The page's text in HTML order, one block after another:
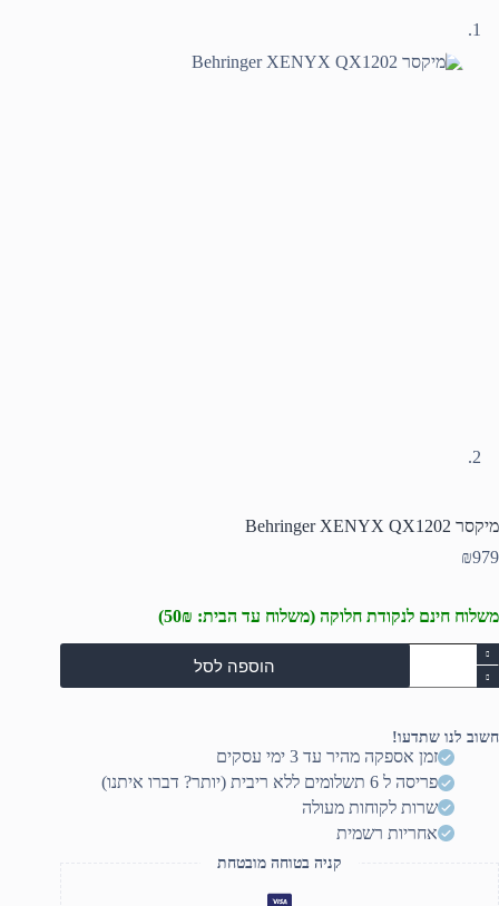
מיקסר Behringer XENYX QX1202
₪979
משלוח חינם לנקודת חלוקה (משלוח עד הבית: 50₪)
כמות
של
מיקסר
XENYX
QX1202
הוספה לסל
חשוב לנו שתדעו!
זמן אספקה מהיר עד 3 ימי עסקים
פריסה ל 6 תשלומים ללא ריבית (יותר? דברו איתנו)
שרות לקוחות מעולה
אחריות רשמית
קניה בטוחה מובטחת